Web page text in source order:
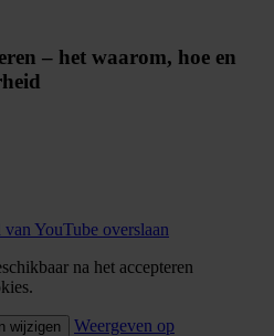
– het waarom, hoe en
YouTube overslaan
na het accepteren
wijzigen
Weergeven op